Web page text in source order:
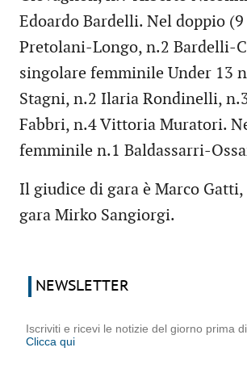
Edoardo Bardelli. Nel doppio
Pretolani-Longo, n.2 Bardelli-
singolare femminile Under 13
Stagni, n.2 Ilaria Rondinelli,
Fabbri, n.4 Vittoria Muratori.
femminile n.1 Baldassarri-
Il giudice di gara è Marco
gara Mirko Sangiorgi.
NEWSLETTER
Iscriviti e ricevi le notizie del giorno prima
Clicca qui